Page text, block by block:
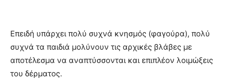
Επειδή υπάρχει πολύ συχνά κνησμός (φαγούρα), πολύ
συχνά τα παιδιά μολύνουν τις αρχικές βλάβες με
αποτέλεσμα να αναπτύσσονται και επιπλέον λοιμώξεις
του δέρματος.